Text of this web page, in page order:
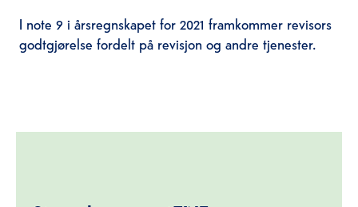
I note 9 i årsregnskapet for 2021 framkommer revisors
godtgjørelse fordelt på revisjon og andre tjenester.